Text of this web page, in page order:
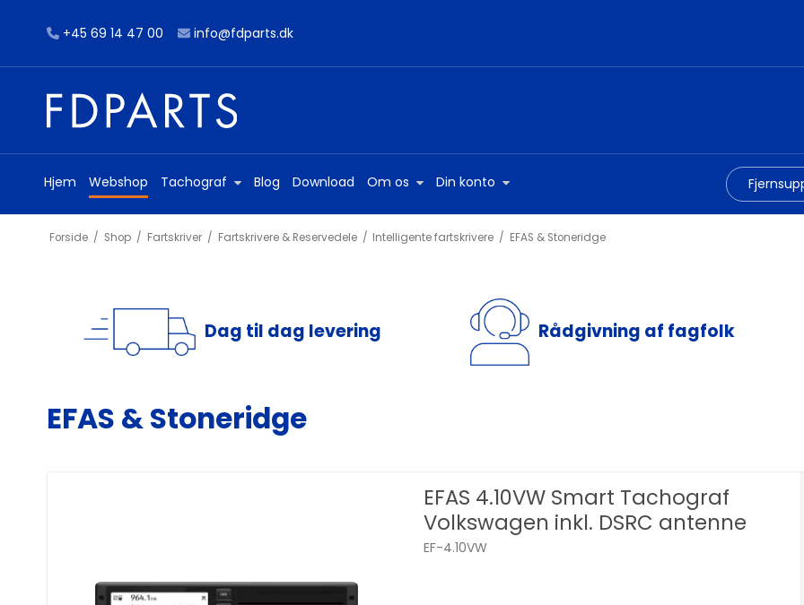
+45 69 14 47 00 info@fdparts.dk
Hjem Webshop Tachograf Blog Download Om os Din konto
Forside / Shop / Fartskriver / Fartskrivere & Reservedele / Intelligente fartskrivere / EFAS & Stoneridge
Dag til dag levering Rådgivning af fagfolk
EFAS & Stoneridge
EFAS 4.10VW Smart Tachograf
Volkswagen inkl. DSRC antenne
EF-4.10VW